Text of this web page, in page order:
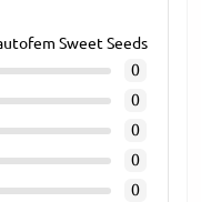
Sweet Seeds
0
0
0
0
0